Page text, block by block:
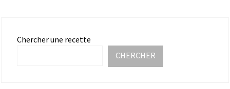
Chercher une recette
CHERCHER